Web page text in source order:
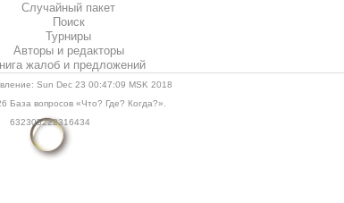
Случайный пакет
Поиск
Турниры
Авторы и редакторы
жалоб и предложений
Sun Dec 23 00:47:09 MSK 2018
База вопросов «Что? Где? Когда?».
632305222316434